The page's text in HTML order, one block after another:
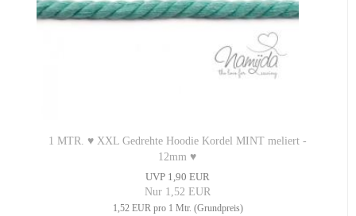
1 MTR. ♥ XXL Gedrehte Hoodie Kordel MINT meliert -
12mm ♥
UVP 1,90 EUR
Nur 1,52 EUR
1,52 EUR pro 1 Mtr. (Grundpreis)